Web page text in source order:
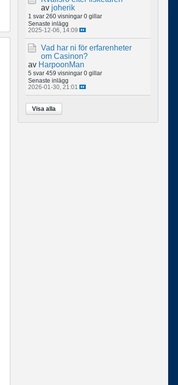
av joherik
1 svar 260 visningar 0 gillar
Senaste inlägg
2025-12-06, 14:09
Vad har ni för erfarenheter
om Casinon?
av HarpoonMan
5 svar 459 visningar 0 gillar
Senaste inlägg
2026-01-30, 21:01
Visa alla